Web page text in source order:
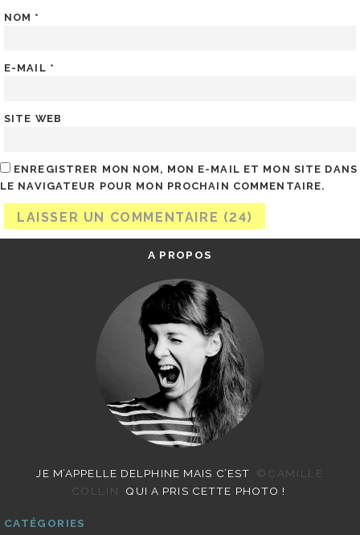
NOM *
E-MAIL *
SITE WEB
ENREGISTRER MON NOM, MON E-MAIL ET MON SITE DANS
LE NAVIGATEUR POUR MON PROCHAIN COMMENTAIRE.
A PROPOS
JE M’APPELLE DELPHINE MAIS C’EST
©CAMILLE
COLLIN
QUI A PRIS CETTE PHOTO !
CATÉGORIES